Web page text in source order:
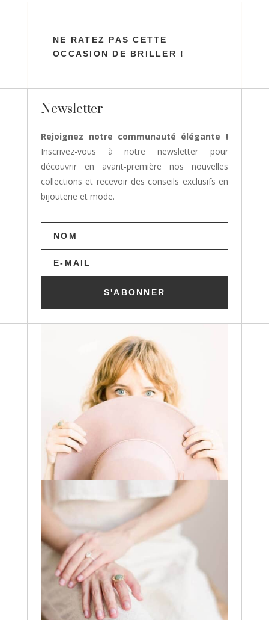
NE RATEZ PAS CETTE
OCCASION DE BRILLER !
Newsletter
Rejoignez notre communauté élégante !
Inscrivez-vous à notre newsletter pour
découvrir en avant-première nos nouvelles
collections et recevoir des conseils exclusifs en
bijouterie et mode.
S'ABONNER